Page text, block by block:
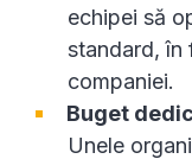
echipei să
standard, în
companiei.
Buget
Unele